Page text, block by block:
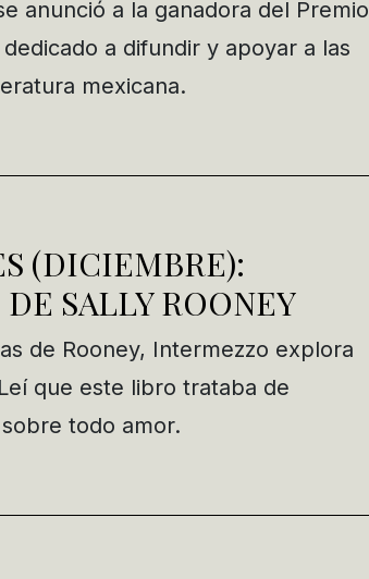
anunció a la ganadora del Premio
a difundir y apoyar a las
mexicana.
(DICIEMBRE):
DE SALLY ROONEY
de Rooney, Intermezzo explora
que este libro trataba de
todo amor.